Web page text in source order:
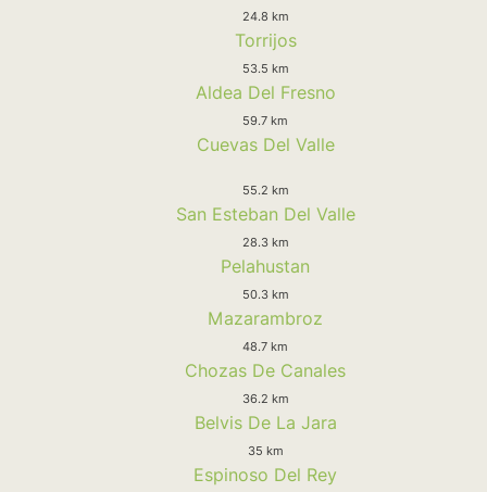
24.8 km
Torrijos
53.5 km
Aldea Del Fresno
59.7 km
Cuevas Del Valle
55.2 km
San Esteban Del Valle
28.3 km
Pelahustan
50.3 km
Mazarambroz
48.7 km
Chozas De Canales
36.2 km
Belvis De La Jara
35 km
Espinoso Del Rey